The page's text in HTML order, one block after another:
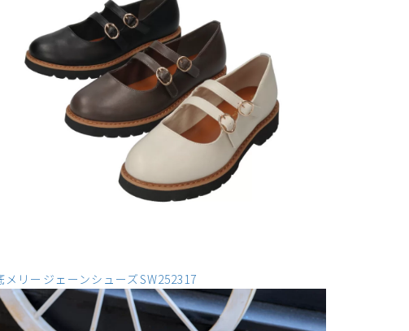
メリージェーンシューズSW252317